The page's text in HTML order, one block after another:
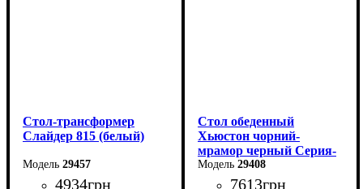
Стол-трансформер
Слайдер 815 (белый)
29457
4934грн
Стол обеденный
Хьюстон чорний-
мрамор черный Серия-
Фиджи29408
7613грн